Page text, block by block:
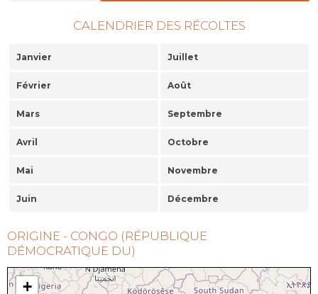
CALENDRIER DES RÉCOLTES
Janvier Juillet
Février Août
Mars Septembre
Avril Octobre
Mai Novembre
Juin Décembre
ORIGINE - CONGO (RÉPUBLIQUE
DÉMOCRATIQUE DU)
+